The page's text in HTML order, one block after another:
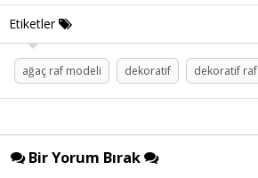
Etiketler
ağaç raf modeli dekoratif dekoratif raf
Bir Yorum Bırak